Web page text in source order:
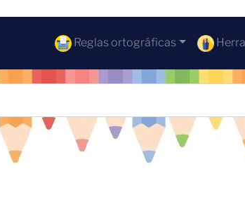
Reglas ortográficas